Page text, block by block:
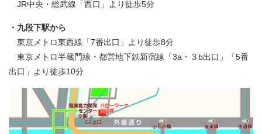
JR中央・総武線「西口」より徒歩5分
・九段下駅から
東京メトロ東西線「7番出口」より徒歩8分
東京メトロ半蔵門線・都営地下鉄新宿線「3a・３b出口」「5番
出口」より徒歩10分